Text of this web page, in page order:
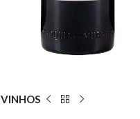
VINHOS